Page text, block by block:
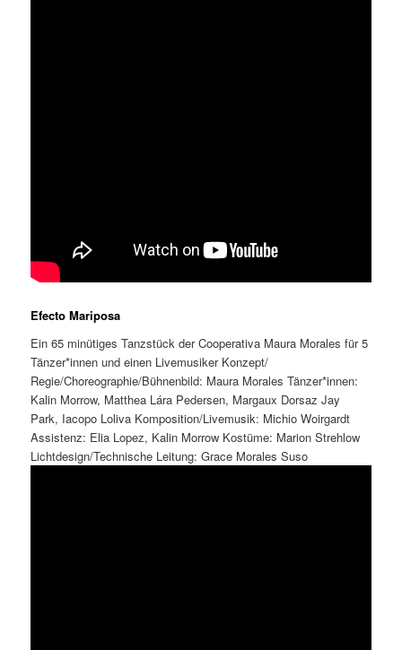
Efecto Mariposa
Ein 65 minütiges Tanzstück der Cooperativa Maura Morales für 5
Tänzer*innen und einen Livemusiker Konzept/
Regie/Choreographie/Bühnenbild: Maura Morales Tänzer*innen:
Kalin Morrow, Matthea Lára Pedersen, Margaux Dorsaz Jay
Park, Iacopo Loliva Komposition/Livemusik: Michio Woirgardt
Assistenz: Elia Lopez, Kalin Morrow Kostüme: Marion Strehlow
Lichtdesign/Technische Leitung: Grace Morales Suso